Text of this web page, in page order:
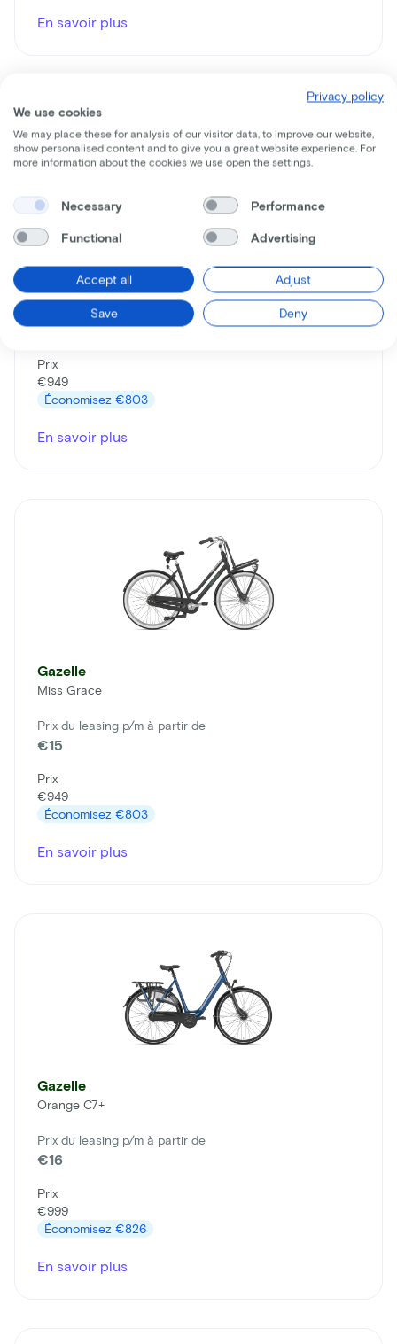
En savoir plus
HeavyDutyNL
Prix du leasing p/m à partir de
€15
Prix
€949
Économisez €803
En savoir plus
Gazelle
Miss Grace
Prix du leasing p/m à partir de
€15
Prix
€949
Économisez €803
En savoir plus
Gazelle
Orange C7+
Prix du leasing p/m à partir de
€16
Prix
€999
Économisez €826
En savoir plus
Privacy policy
We use cookies
We may place these for analysis of our visitor data, to improve our website,
show personalised content and to give you a great website experience. For
more information about the cookies we use open the settings.
Necessary Performance
Functional Advertising
Accept all Adjust
Save Deny